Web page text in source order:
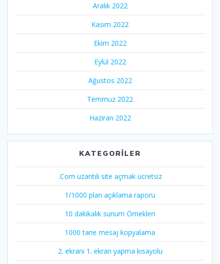
Aralık 2022
Kasım 2022
Ekim 2022
Eylül 2022
Ağustos 2022
Temmuz 2022
Haziran 2022
KATEGORILER
.Com uzantılı site açmak ücretsiz
1/1000 plan açıklama raporu
10 dakikalık sunum Örnekleri
1000 tane mesaj kopyalama
2. ekranı 1. ekran yapma kısayolu